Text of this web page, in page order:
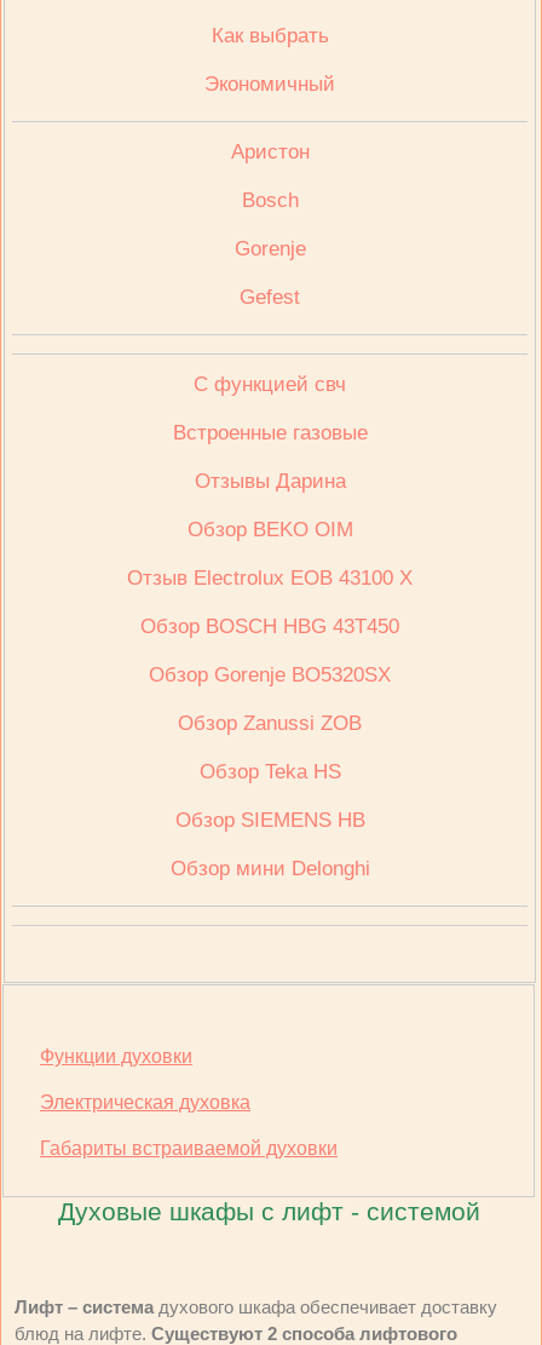
Как выбрать
Экономичный
Аристон
Bosch
Gorenje
Gefest
С функцией свч
Встроенные газовые
Отзывы Дарина
Обзор BEKO OIM
Отзыв Electrolux ЕОВ 43100 Х
Обзор BOSCH HBG 43T450
Обзор Gorenje BO5320SX
Обзор Zanussi ZOB
Обзор Teka HS
Обзор SIEMENS HB
Обзор мини Delonghi
Функции духовки
Электрическая духовка
Габариты встраиваемой духовки
Духовые шкафы с лифт - системой
Лифт – система духового шкафа обеспечивает доставку
блюд на лифте. Существуют 2 способа лифтового